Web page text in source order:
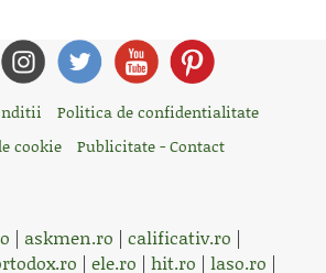
Politica de confidentialitate
cookie
Publicitate - Contact
| askmen.ro | calificativ.ro |
| ele.ro | hit.ro | laso.ro |